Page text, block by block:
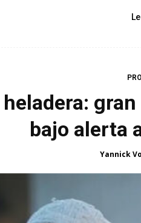
bajo alerta
Yannick